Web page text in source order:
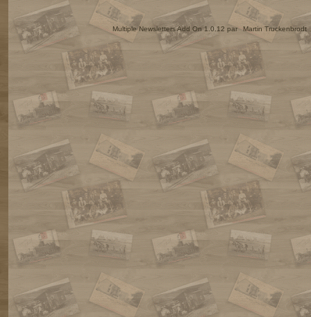
Multiple Newsletters Add On 1.0.12 par Martin Truckenbrodt